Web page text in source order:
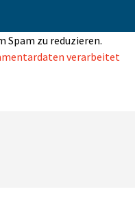
Spam zu reduzieren.
verarbeitet